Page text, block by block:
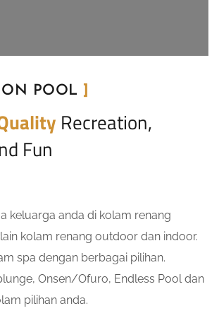
POOL ]
Recreation,
Fun
keluarga anda di kolam renang
kolam renang outdoor dan indoor.
spa dengan berbagai pilihan.
Onsen/Ofuro, Endless Pool dan
pilihan anda.